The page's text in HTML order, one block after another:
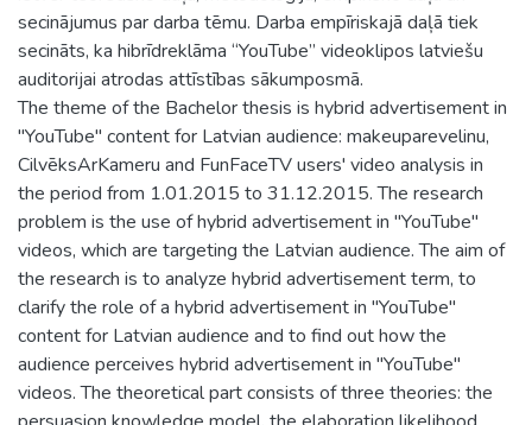
secinājumus par darba tēmu. Darba empīriskajā daļā tiek
secināts, ka hibrīdreklāma “YouTube” videoklipos latviešu
auditorijai atrodas attīstības sākumposmā.
The theme of the Bachelor thesis is hybrid advertisement in
"YouTube" content for Latvian audience: makeuparevelinu,
CilvēksArKameru and FunFaceTV users' video analysis in
the period from 1.01.2015 to 31.12.2015. The research
problem is the use of hybrid advertisement in "YouTube"
videos, which are targeting the Latvian audience. The aim of
the research is to analyze hybrid advertisement term, to
clarify the role of a hybrid advertisement in "YouTube"
content for Latvian audience and to find out how the
audience perceives hybrid advertisement in "YouTube"
videos. The theoretical part consists of three theories: the